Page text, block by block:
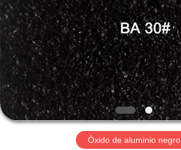
PRODUCTOS
VÍDEOS
SOBRE
NOSOTROS
Óxido de aluminio negro